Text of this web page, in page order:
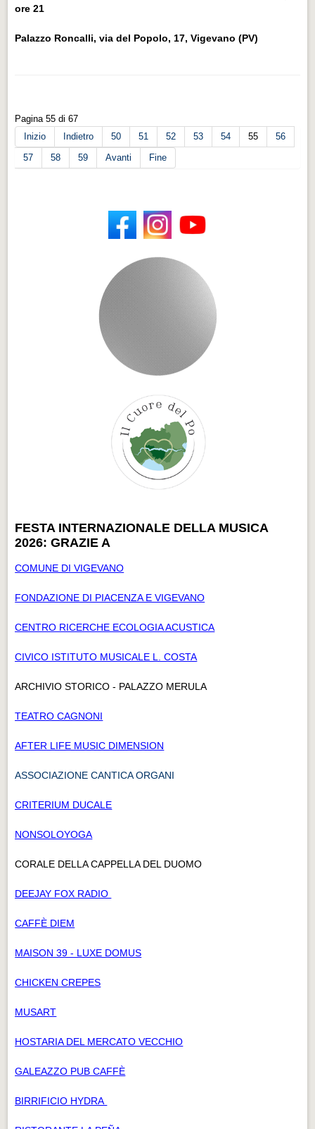
ore 21
Palazzo Roncalli, via del Popolo, 17, Vigevano (PV)
Pagina 55 di 67
Inizio
Indietro 50 51 52 53 54 55
56
57
58 59 Avanti Fine
FESTA INTERNAZIONALE DELLA MUSICA
2026: GRAZIE A
COMUNE DI VIGEVANO
FONDAZIONE DI PIACENZA E VIGEVANO
CENTRO RICERCHE ECOLOGIA ACUSTICA
CIVICO ISTITUTO MUSICALE L. COSTA
ARCHIVIO STORICO - PALAZZO MERULA
TEATRO CAGNONI
AFTER LIFE MUSIC DIMENSION
ASSOCIAZIONE CANTICA ORGANI
CRITERIUM DUCALE
NONSOLOYOGA
CORALE DELLA CAPPELLA DEL DUOMO
DEEJAY FOX RADIO
CAFFÈ DIEM
MAISON 39 - LUXE DOMUS
CHICKEN CREPES
MUSART
HOSTARIA DEL MERCATO VECCHIO
GALEAZZO PUB CAFFÈ
BIRRIFICIO HYDRA